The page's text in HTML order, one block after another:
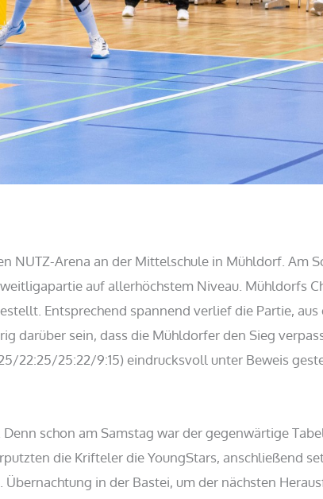
NUTZ-Arena an der Mittelschule in Mühldorf. Am
auf allerhöchstem Niveau. Mühldorfs
Entsprechend spannend verlief die Partie,
darüber sein, dass die Mühldorfer den Sieg
22:25/25:22/9:15) eindrucksvoll unter Beweis
schon am Samstag war der gegenwärtige
die Krifteler die YoungStars, anschließend
in der Bastei, um der nächsten